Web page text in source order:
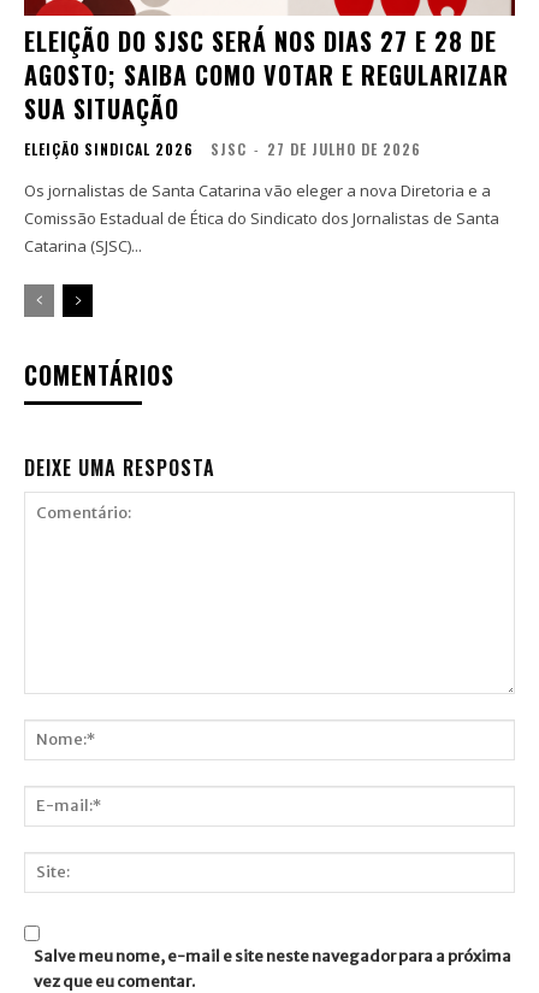
ELEIÇÃO DO SJSC SERÁ NOS DIAS 27 E 28 DE
AGOSTO; SAIBA COMO VOTAR E REGULARIZAR
SUA SITUAÇÃO
ELEIÇÃO SINDICAL 2026 SJSC - 27 DE JULHO DE 2026
Os jornalistas de Santa Catarina vão eleger a nova Diretoria e a
Comissão Estadual de Ética do Sindicato dos Jornalistas de Santa
Catarina (SJSC)...
COMENTÁRIOS
DEIXE UMA RESPOSTA
mail:*
Salve meu nome, e-mail e site neste navegador para a próxima
vez que eu comentar.